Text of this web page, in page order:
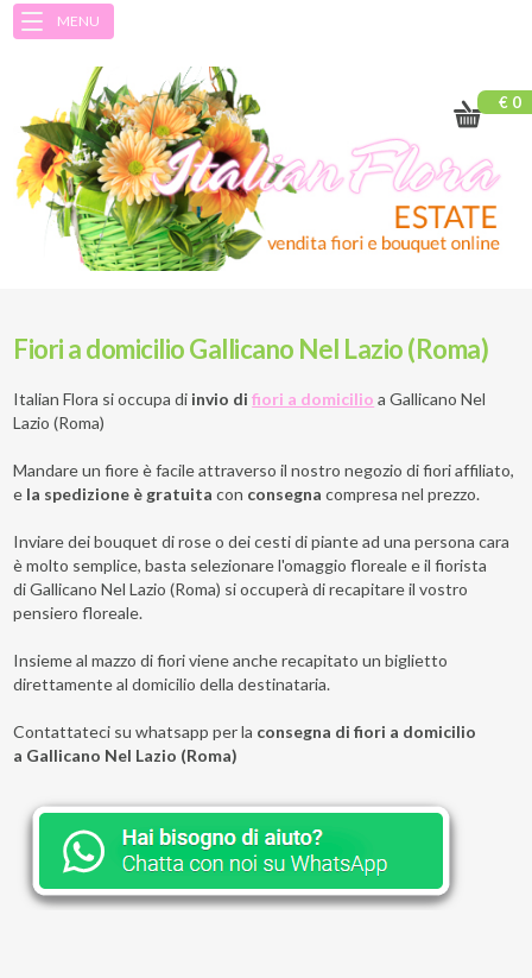
MENU
€ 0
Fiori a domicilio Gallicano Nel Lazio (Roma)
Italian Flora si occupa di invio difiori a domicilio a Gallicano Nel
Lazio (Roma)
Mandare un fiore è facile attraverso il nostro negozio di fiori affiliato,
e la spedizione è gratuita con consegna compresa nel prezzo.
Inviare dei bouquet di rose o dei cesti di piante ad una persona cara
è molto semplice, basta selezionare l'omaggio floreale e il fiorista
di Gallicano Nel Lazio (Roma) si occuperà di recapitare il vostro
pensiero floreale.
Insieme al mazzo di fiori viene anche recapitato un biglietto
direttamente al domicilio della destinataria.
Contattateci su whatsapp per la consegna di fiori a domicilio
a Gallicano Nel Lazio (Roma)